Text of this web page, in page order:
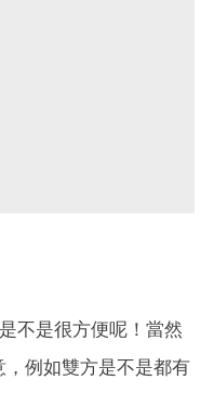
不是很方便呢！當然
例如雙方是不是都有